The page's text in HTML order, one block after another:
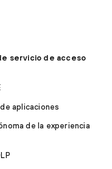
servicio de acceso
aplicaciones
de la experiencia